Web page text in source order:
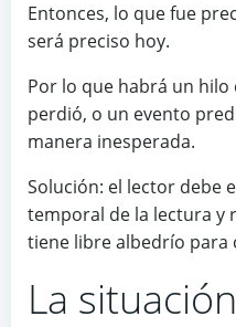
Entonces, lo que fue
será preciso hoy.
Por lo que habrá un hilo
perdió, o un evento
manera inesperada.
Solución: el lector debe
temporal de la lectura y
tiene libre albedrío para
La